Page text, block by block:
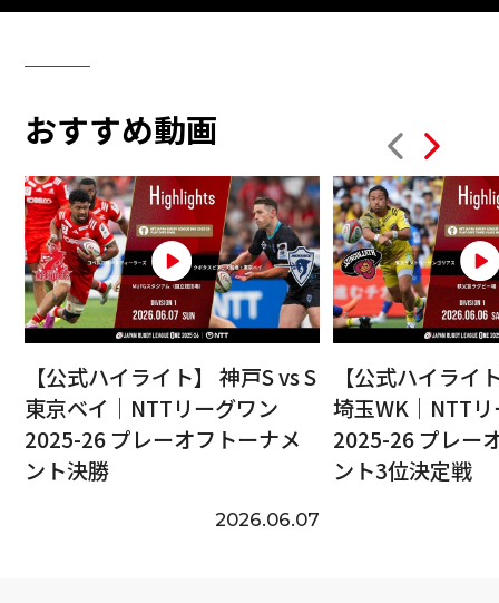
おすすめ動画
【公式ハイライト】 神戸S vs S
東京ベイ｜NTTリーグワン
2025-26 プレーオフトーナメ
ント決勝
2026.06.07
【公式ハイライ
埼玉WK｜NTT
2025-26 プレー
ント3位決定戦